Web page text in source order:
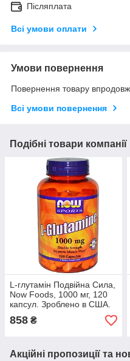
Післяплата
Всі умови оплати
Умови повернення
Повернення товару
Всі умови повернення
Подібні товари компанії
L-глутамін Подвійна Сила,
Now Foods, 1000 мг, 120
капсул. Зроблено в США.
858 ₴
Акційні пропозиції та